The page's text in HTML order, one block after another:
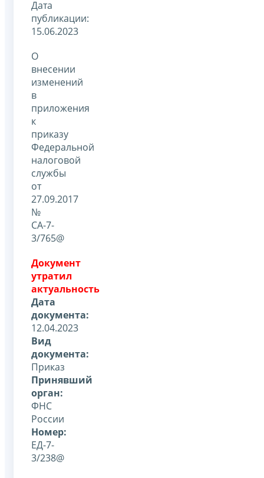
Дата
публикации:
15.06.2023
О
внесении
изменений
в
приложения
к
приказу
Федеральной
налоговой
службы
от
27.09.2017
№
СА-7-
3/765@
Документ
утратил
актуальность
Дата
документа:
12.04.2023
Вид
документа:
Приказ
Принявший
орган:
ФНС
России
Номер:
ЕД-7-
3/238@